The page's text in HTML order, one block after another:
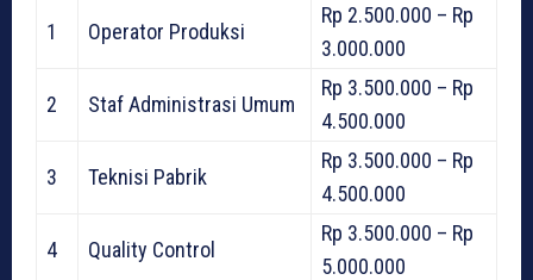
1 Operator Produksi
Rp 2.500.000 – Rp
3.000.000
2 Staf Administrasi Umum
Rp 3.500.000 – Rp
4.500.000
3 Teknisi Pabrik
Rp 3.500.000 – Rp
4.500.000
4 Quality Control
Rp 3.500.000 – Rp
5.000.000